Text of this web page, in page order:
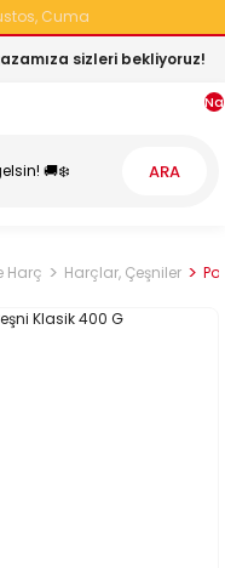
Cuma
sizleri bekliyoruz!
ARA
Harç Harçlar, Çeşniler